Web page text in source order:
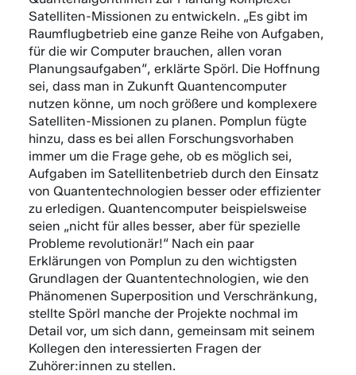
Satelliten-Missionen zu entwickeln. „Es gibt im
Raumflugbetrieb eine ganze Reihe von Aufgaben,
für die wir Computer brauchen, allen voran
Planungsaufgaben“, erklärte Spörl. Die Hoffnung
sei, dass man in Zukunft Quantencomputer
nutzen könne, um noch größere und komplexere
Satelliten-Missionen zu planen. Pomplun fügte
hinzu, dass es bei allen Forschungsvorhaben
immer um die Frage gehe, ob es möglich sei,
Aufgaben im Satellitenbetrieb durch den Einsatz
von Quantentechnologien besser oder effizienter
zu erledigen. Quantencomputer beispielsweise
seien „nicht für alles besser, aber für spezielle
Probleme revolutionär!“ Nach ein paar
Erklärungen von Pomplun zu den wichtigsten
Grundlagen der Quantentechnologien, wie den
Phänomenen Superposition und Verschränkung,
stellte Spörl manche der Projekte nochmal im
Detail vor, um sich dann, gemeinsam mit seinem
Kollegen den interessierten Fragen der
Zuhörer:innen zu stellen.